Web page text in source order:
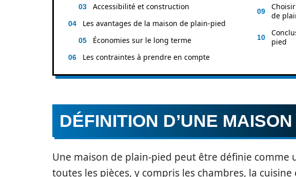
Accessibilité et construction
Les avantages de la maison de plain-pied
Économies sur le long terme
Les contraintes à prendre en compte
de
pied
DÉFINITION D’UNE
Une maison de plain-pied peut être définie comme
toutes les pièces, y compris les chambres, la